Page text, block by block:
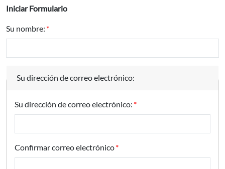
Iniciar Formulario
Su nombre:
Su dirección de correo electrónico:
Su dirección de correo electrónico:
Confirmar correo electrónico